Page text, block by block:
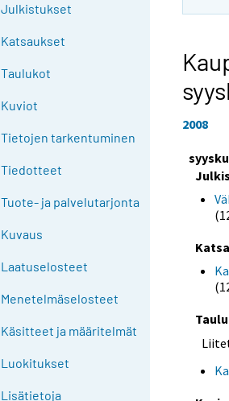
Julkistukset
Katsaukset
Taulukot
Kuviot
Tietojen tarkentuminen
Tiedotteet
Tuote- ja palvelutarjonta
Kuvaus
Laatuselosteet
Menetelmäselosteet
Käsitteet ja määritelmät
Luokitukset
Lisätietoja
2008